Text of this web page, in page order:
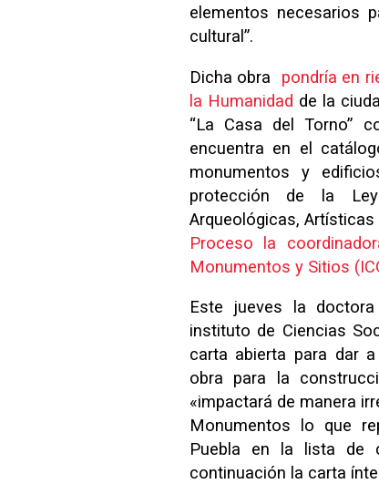
elementos necesarios
cultural”.
Dicha obra pondría en
la Humanidad de la
“La Casa del Torno”
encuentra en el
monumentos y
protección de la
Arqueológicas,
Proceso la
Monumentos y Sitios
Este jueves la
instituto de Ciencias
carta abierta para dar
obra para la
«impactará de manera
Monumentos lo que
Puebla en la lista de
continuación la carta